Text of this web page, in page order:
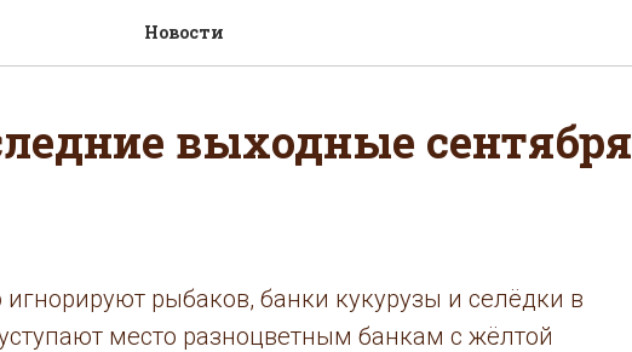
Новости
выходные сентября
рыбаков, банки кукурузы и селёдки в
место разноцветным банкам с жёлтой